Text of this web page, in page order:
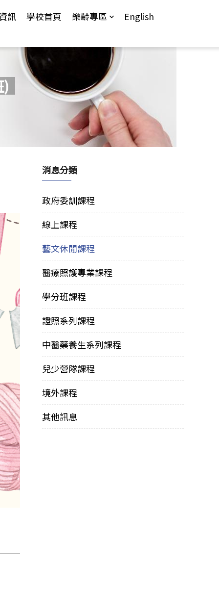
訊 學校首頁 樂齡專區 English
)
消息分類
政府委訓課程
線上課程
藝文休閒課程
醫療照護專業課程
學分班課程
證照系列課程
中醫藥養生系列課程
兒少營隊課程
境外課程
其他訊息